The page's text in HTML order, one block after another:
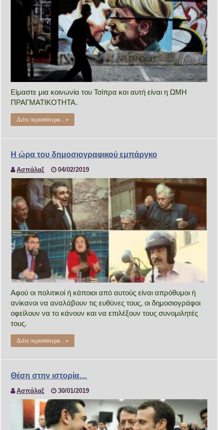
Είμαστε μια κοινωνία του Τσίπρα και αυτή είναι η ΩΜΗ
ΠΡΑΓΜΑΤΙΚΟΤΗΤΑ.
Δείτε περισσότερα... »
Η ώρα του δημοσιογραφικού εμπάργκο
Ασπάλαξ 04/02/2019
Αφού οι πολιτικοί ή κάποιοι από αυτούς είναι απρόθυμοι ή
ανίκανοι να αναλάβουν τις ευθύνες τους, οι δημοσιογράφοι
οφείλουν να το κάνουν και να επιλέξουν τους συνομιλητές
τους.
Δείτε περισσότερα... »
Θέση στην ιστορία…
Ασπάλαξ 30/01/2019